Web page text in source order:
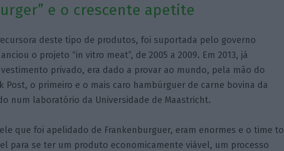
e o crescente apetite
deste tipo de produtos, foi suportada pelo governo
o projeto “in vitro meat”, de 2005 a 2009. Em 2013, já
privado, era dado a provar ao mundo, pela mão do
Post, o primeiro e o mais caro hambúrguer de carne bovina da
num laboratório da Universidade de Maastricht.
que foi apelidado de Frankenburguer, eram enormes e o time to
para se ter um produto economicamente viável, um processo